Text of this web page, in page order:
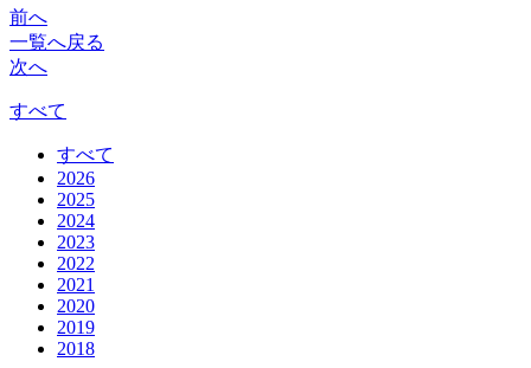
前へ
一覧へ戻る
次へ
すべて
すべて
2026
2025
2024
2023
2022
2021
2020
2019
2018